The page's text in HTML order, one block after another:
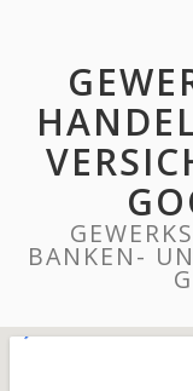
BANKEN-